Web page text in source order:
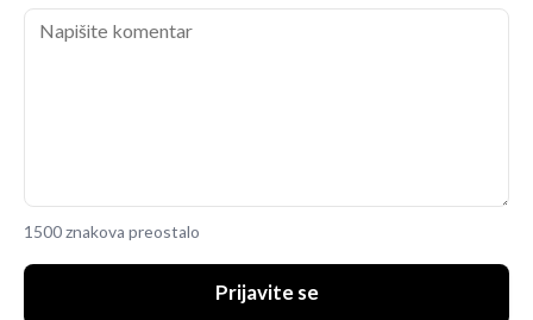
1500 znakova preostalo
Prijavite se